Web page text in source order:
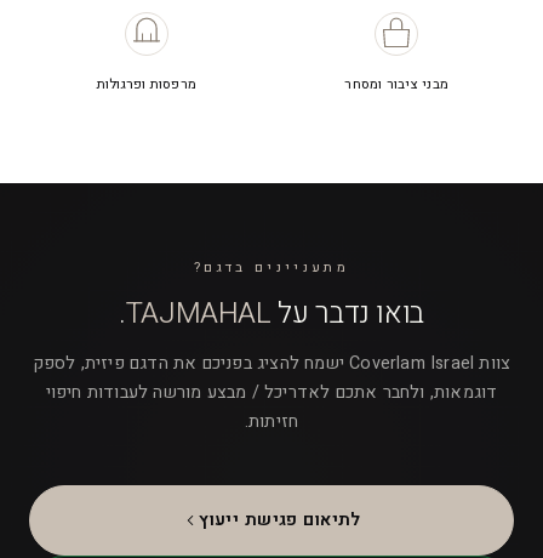
מבני ציבור ומסחר מרפסות ופרגולות
מתעניינים בדגם?
בואו נדבר על TAJMAHAL
.
צוות Coverlam Israel ישמח להציג בפניכם את הדגם פיזית, לספק
דוגמאות, ולחבר אתכם לאדריכל / מבצע מורשה לעבודות חיפוי
חזיתות.
לתיאום פגישת ייעוץ